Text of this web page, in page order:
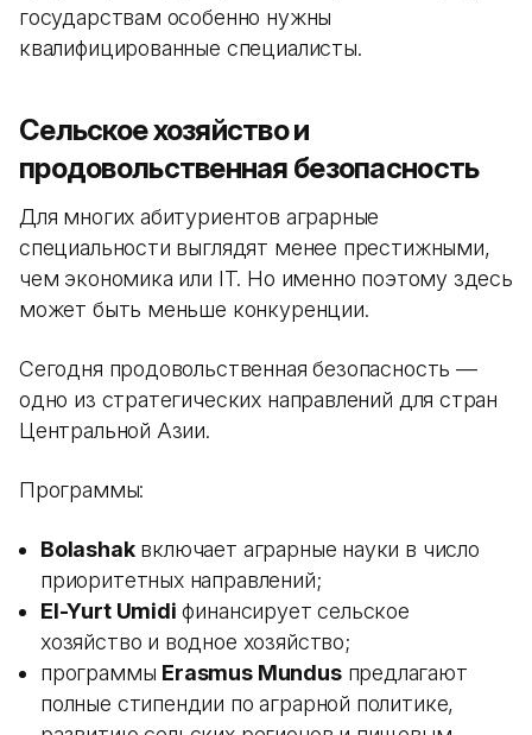
государствам особенно нужны
квалифицированные специалисты.
Сельское хозяйство и
продовольственная безопасность
Для многих абитуриентов аграрные
специальности выглядят менее престижными,
чем экономика или IT. Но именно поэтому здесь
может быть меньше конкуренции.
Сегодня продовольственная безопасность —
одно из стратегических направлений для стран
Центральной Азии.
Программы:
Bolashakвключает аграрные науки в число
приоритетных направлений;
El-Yurt Umidi финансирует сельское
хозяйство и водное хозяйство;
программы Erasmus Mundusпредлагают
полные стипендии по аграрной политике,